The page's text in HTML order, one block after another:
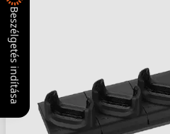
Beszélgetés indítása